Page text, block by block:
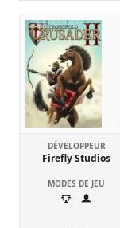
DÉVELOPPEUR
Firefly Studios
MODES DE JEU